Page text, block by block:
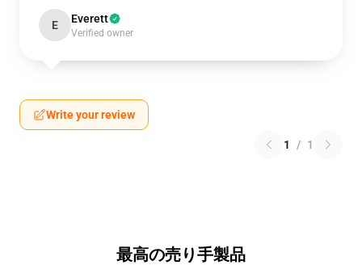
E Everett
Verified owner
Write your review
1 / 1
最高の売り手製品